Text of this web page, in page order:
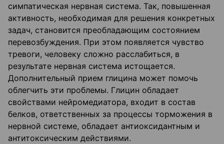
симпатическая нервная система. Так, повышенная
активность, необходимая для решения конкретных
задач, становится преобладающим состоянием
перевозбуждения. При этом появляется чувство
тревоги, человеку сложно расслабиться, в
результате нервная система истощается.
Дополнительный прием глицина может помочь
облегчить эти проблемы. Глицин обладает
свойствами нейромедиатора, входит в состав
белков, ответственных за процессы торможения в
нервной системе, обладает антиоксидантным и
антитоксическим действиями.